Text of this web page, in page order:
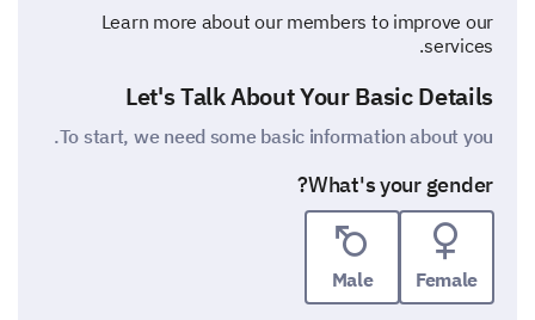
Learn more about our members to improve our
services.
Let's Talk About Your Basic Details
To start, we need some basic information about you.
What's your gender?
Female
Male